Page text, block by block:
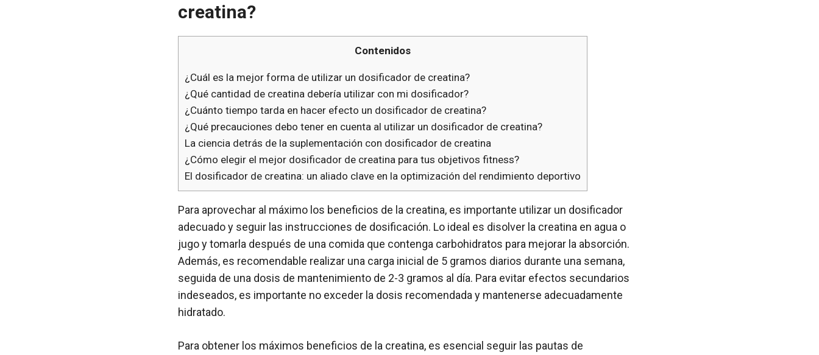
creatina?
Contenidos
¿Cuál es la mejor forma de utilizar un dosificador de creatina?
¿Qué cantidad de creatina debería utilizar con mi dosificador?
¿Cuánto tiempo tarda en hacer efecto un dosificador de creatina?
¿Qué precauciones debo tener en cuenta al utilizar un dosificador de creatina?
La ciencia detrás de la suplementación con dosificador de creatina
¿Cómo elegir el mejor dosificador de creatina para tus objetivos fitness?
El dosificador de creatina: un aliado clave en la optimización del rendimiento deportivo
Para aprovechar al máximo los beneficios de la creatina, es importante utilizar un dosificador
adecuado y seguir las instrucciones de dosificación. Lo ideal es disolver la creatina en agua o
jugo y tomarla después de una comida que contenga carbohidratos para mejorar la absorción.
Además, es recomendable realizar una carga inicial de 5 gramos diarios durante una semana,
seguida de una dosis de mantenimiento de 2-3 gramos al día. Para evitar efectos secundarios
indeseados, es importante no exceder la dosis recomendada y mantenerse adecuadamente
hidratado.
Para obtener los máximos beneficios de la creatina, es esencial seguir las pautas de